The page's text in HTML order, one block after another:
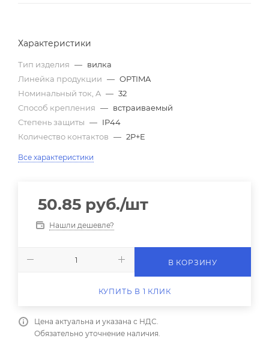
Характеристики
Тип изделия — вилка
Линейка продукции — OPTIMA
Номинальный ток, A — 32
Способ крепления — встраиваемый
Степень защиты — IP44
Количество контактов — 2P+E
Все характеристики
50.85 руб./шт
Нашли дешевле?
В КОРЗИНУ
КУПИТЬ В 1 КЛИК
Цена актуальна и указана с НДС.
Обязательно уточнение наличия.